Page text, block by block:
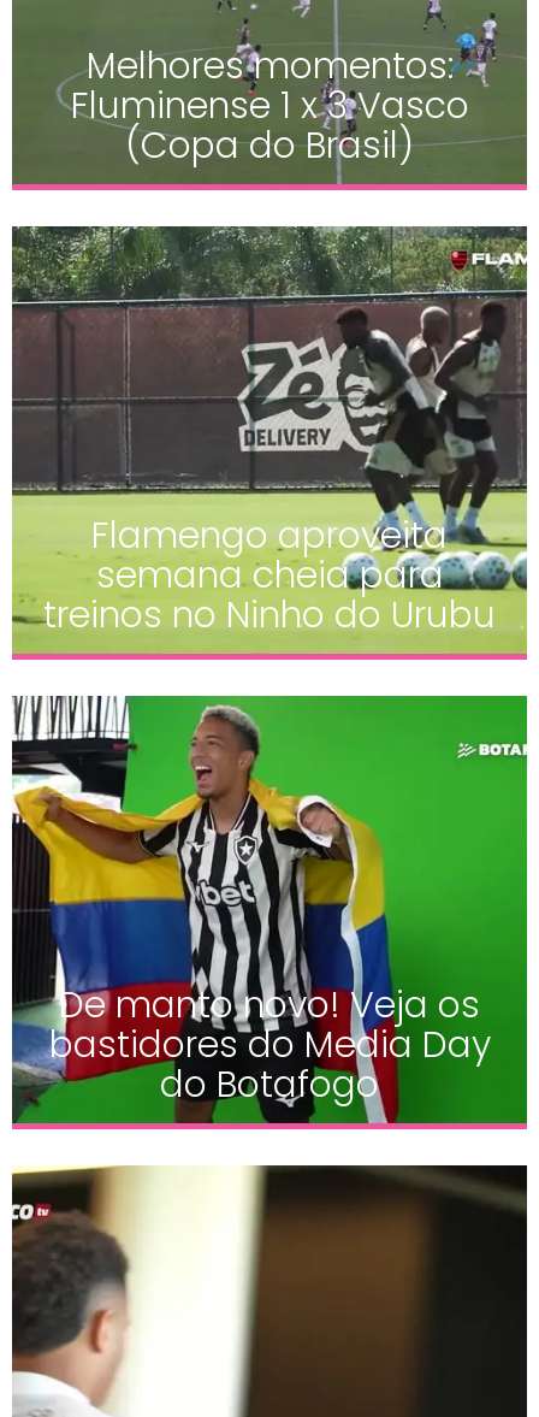
Melhores momentos:
Fluminense 1 x 3 Vasco
(Copa do Brasil)
Flamengo aproveita
semana cheia para
treinos no Ninho do Urubu
De manto novo! Veja os
bastidores do Media Day
do Botafogo